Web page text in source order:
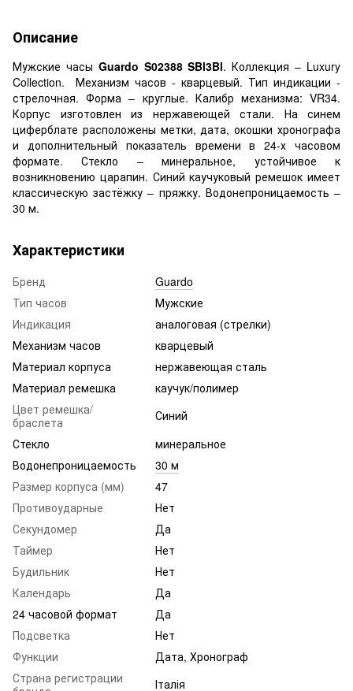
Описание
Мужские часы Guardo S02388 SBl3Bl. Коллекция – Luxury
Collection. Механизм часов - кварцевый. Тип индикации -
стрелочная. Форма – круглые. Калибр механизма: VR34.
Корпус изготовлен из нержавеющей стали. На синем
циферблате расположены метки, дата, окошки хронографа
и дополнительный показатель времени в 24-х часовом
формате. Стекло – минеральное, устойчивое к
возникновению царапин. Синий каучуковый ремешок имеет
классическую застёжку – пряжку. Водонепроницаемость –
30 м.
Характеристики
Бренд
Guardo
Тип часов
Мужские
Индикация
аналоговая (стрелки)
Механизм часов
кварцевый
Материал корпуса
нержавеющая сталь
Материал ремешка
каучук/полимер
Цвет ремешка/
браслета
Синий
Стекло
минеральное
Водонепроницаемость
30 м
Размер корпуса (мм)
47
Противоударные
Нет
Секундомер
Да
Таймер
Нет
Будильник
Нет
Календарь
Да
24 часовой формат
Да
Подсветка
Нет
Функции
Дата, Хронограф
Страна регистрации
Італія